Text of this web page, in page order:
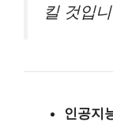
킬 것입
인공지